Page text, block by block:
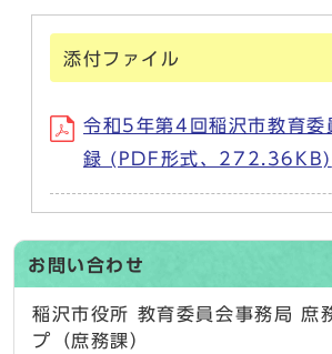
添付ファイル
令和5年第4回稲沢市教育委
録 (PDF形式、272.36KB)
お問い合わせ
稲沢市役所 教育委員会事務局 庶
プ（庶務課）